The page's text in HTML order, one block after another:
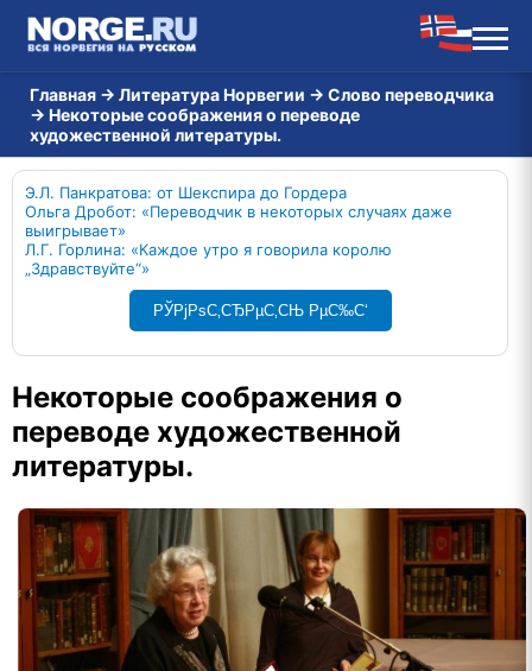
Главная → Литература Норвегии → Слово переводчика
→ Некоторые соображения о переводе
художественной литературы.
Э.Л. Панкратова: от Шекспира до Гордера
Ольга Дробот: «Переводчик в некоторых случаях даже
выигрывает»
Л.Г. Горлина: «Каждое утро я говорила королю
„Здравствуйте“»
РЎРјРѕС‚СЂРµС‚СЊ РµС‰С‘
Некоторые соображения о
переводе художественной
литературы.